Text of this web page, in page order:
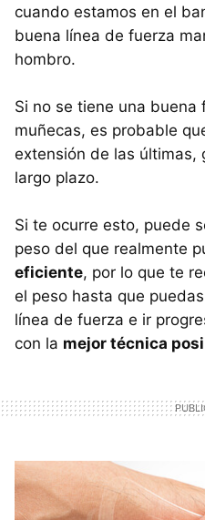
cuando estamos en el
buena línea de fuerza
hombro.
Si no se tiene una buena
muñecas, es probable
extensión de las últimas,
largo plazo.
Si te ocurre esto, puede
peso del que realmente
eficiente, por lo que te
el peso hasta que
línea de fuerza e ir
con la mejor técnica